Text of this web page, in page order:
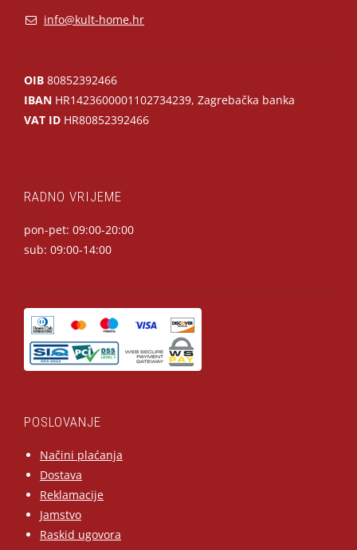
info@kult-home.hr
OIB 80852392466
IBAN HR1423600001102734239, Zagrebačka banka
VAT ID HR80852392466
RADNO VRIJEME
pon-pet: 09:00-20:00
sub: 09:00-14:00
POSLOVANJE
Načini plaćanja
Dostava
Reklamacije
Jamstvo
Raskid ugovora